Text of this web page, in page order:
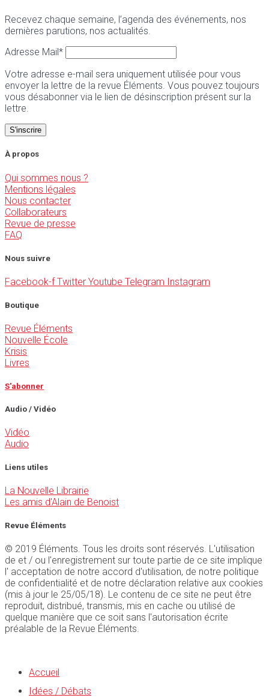
Recevez chaque semaine, l’agenda des événements, nos
dernières parutions, nos actualités.
Adresse Mail*
Votre adresse e-mail sera uniquement utilisée pour vous
envoyer la lettre de la revue Éléments. Vous pouvez toujours
vous désabonner via le lien de désinscription présent sur la
lettre.
À propos
Qui sommes nous ?
Mentions légales
Nous contacter
Collaborateurs
Revue de presse
FAQ
Nous suivre
Facebook-f Twitter Youtube Telegram Instagram
Boutique
Revue Éléments
Nouvelle École
Krisis
Livres
S'abonner
Audio / Vidéo
Vidéo
Audio
Liens utiles
La Nouvelle Librairie
Les amis d'Alain de Benoist
Revue Éléments
© 2019 Éléments. Tous les droits sont réservés. L'utilisation
de et / ou l'enregistrement sur toute partie de ce site implique
l' acceptation de notre accord d'utilisation, de notre politique
de confidentialité et de notre déclaration relative aux cookies
(mis à jour le 25/05/18). Le contenu de ce site ne peut être
reproduit, distribué, transmis, mis en cache ou utilisé de
quelque manière que ce soit sans l'autorisation écrite
préalable de la Revue Éléments.
Accueil
Idées / Débats